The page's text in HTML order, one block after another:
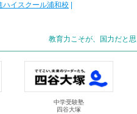
ハイスクール浦和校
教育力こそが、国力だと思
中学受験塾
四谷大塚